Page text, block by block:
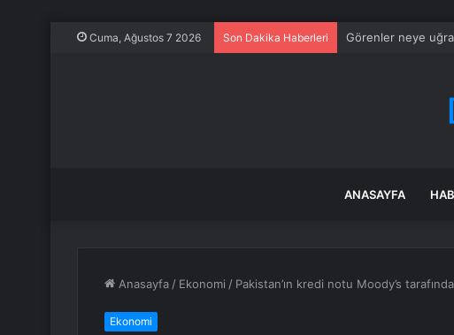
Cuma, Ağustos 7 2026 Son Dakika Haberleri Görenler neye
ANASAYFA
Anasayfa / Ekonomi / Pakistan’ın kredi notu Moody’s
Ekonomi